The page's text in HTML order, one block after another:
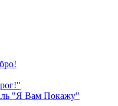
"Я Вам Покажу"